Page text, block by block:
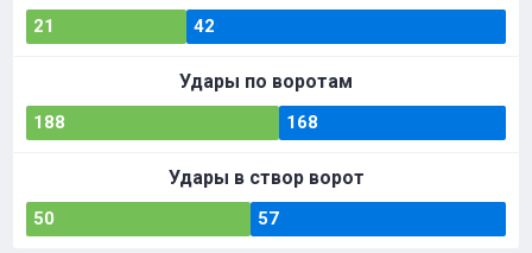
21 42
Удары по воротам
188 168
Удары в створ ворот
50 57